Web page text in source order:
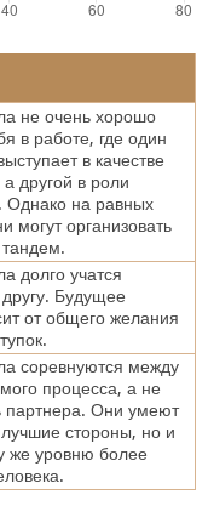
не очень хорошо
в работе, где один
в качестве
другой в роли
Однако на равных
могут организовать
долго учатся
другу. Будущее
от общего желания
соревнуются между
процесса, а не
партнера. Они умеют
лучшие стороны, но и
же уровню более